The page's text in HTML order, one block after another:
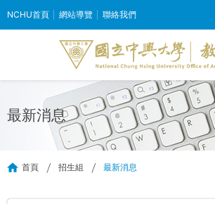
NCHU首頁 網站導覽 聯絡我們
最新消息
首頁 招生組 最新消息